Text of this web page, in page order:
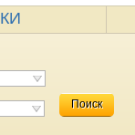
Поиск